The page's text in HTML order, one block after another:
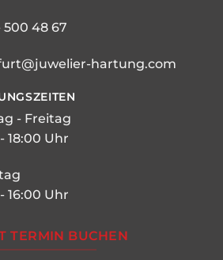
500 48 67
hartung.com
- Freitag
18:00 Uhr
16:00 Uhr
TERMIN BUCHEN